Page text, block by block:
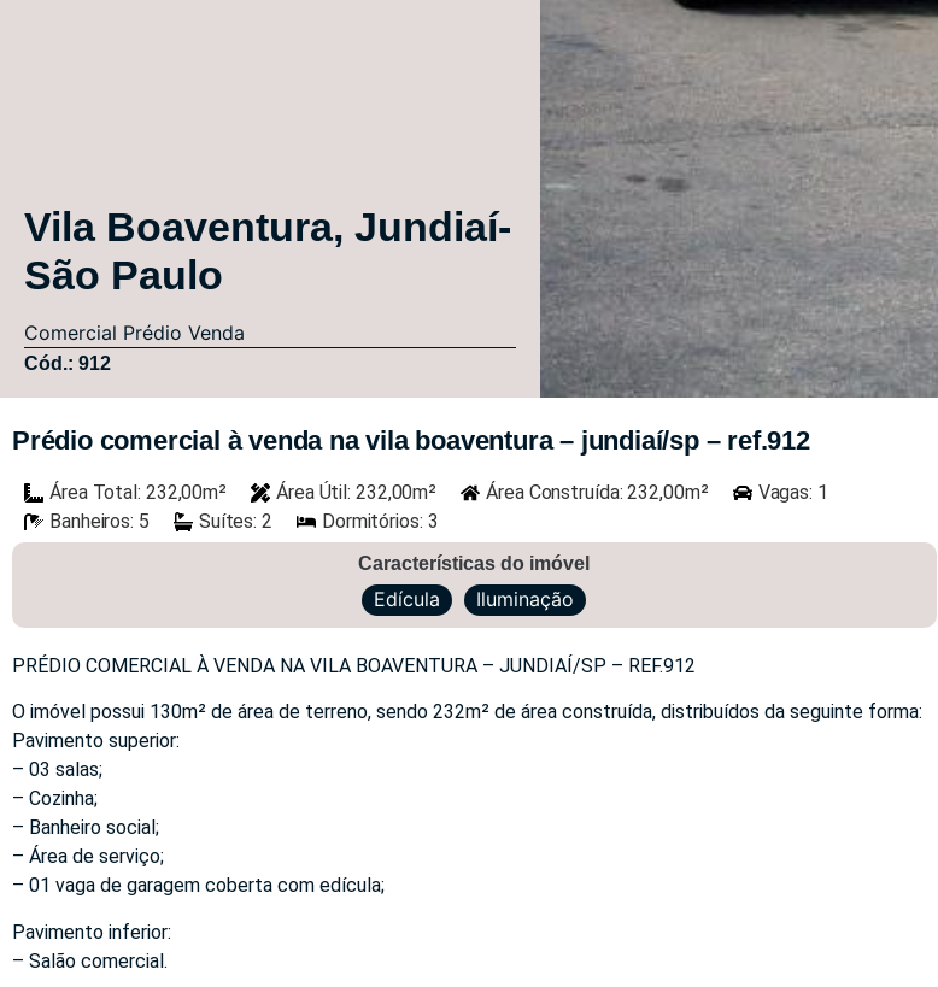
Vila Boaventura, Jundiaí-
São Paulo
Comercial Prédio Venda
Cód.: 912
Prédio comercial à venda na vila boaventura – jundiaí/sp – ref.912
Área Total: 232,00m² Área Útil: 232,00m² Área Construída: 232,00m²
Vagas: 1
Banheiros: 5
Suítes: 2 Dormitórios: 3
Características do imóvel
Edícula Iluminação
PRÉDIO COMERCIAL À VENDA NA VILA BOAVENTURA – JUNDIAÍ/SP – REF.912
O imóvel possui 130m² de área de terreno, sendo 232m² de área construída, distribuídos da seguinte forma:
Pavimento superior:
– 03 salas;
– Cozinha;
– Banheiro social;
– Área de serviço;
– 01 vaga de garagem coberta com edícula;
Pavimento inferior:
– Salão comercial.